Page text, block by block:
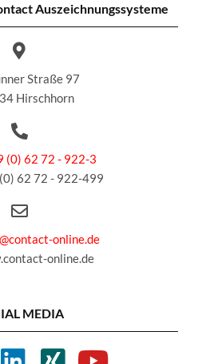
Auszeichnungssysteme
Straße 97
Hirschhorn
(0) 62 72 - 922-3
62 72 - 922-499
online.de
online.de
MEDIA